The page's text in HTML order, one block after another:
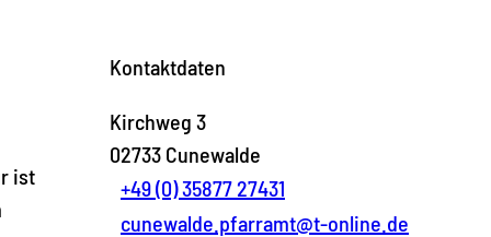
ist
Kontaktdaten
Kirchweg 3
02733 Cunewalde
+49 (0) 35877 27431
cunewalde.pfarramt@t-online.de